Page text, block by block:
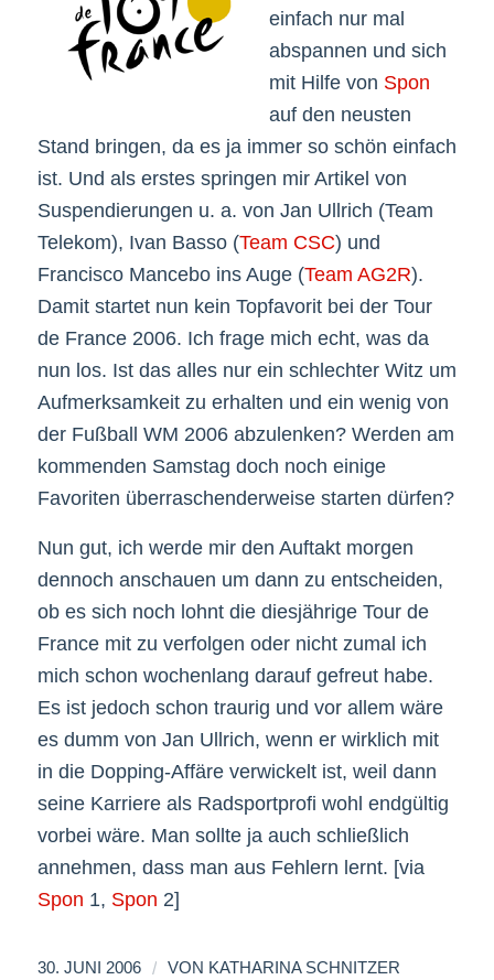
einfach nur mal
abspannen und sich
mit Hilfe von Spon
auf den neusten
Stand bringen, da es ja immer so schön einfach
ist. Und als erstes springen mir Artikel von
Suspendierungen u. a. von Jan Ullrich (Team
Telekom), Ivan Basso (Team CSC) und
Francisco Mancebo ins Auge (Team AG2R).
Damit startet nun kein Topfavorit bei der Tour
de France 2006. Ich frage mich echt, was da
nun los. Ist das alles nur ein schlechter Witz um
Aufmerksamkeit zu erhalten und ein wenig von
der Fußball WM 2006 abzulenken? Werden am
kommenden Samstag doch noch einige
Favoriten überraschenderweise starten dürfen?
Nun gut, ich werde mir den Auftakt morgen
dennoch anschauen um dann zu entscheiden,
ob es sich noch lohnt die diesjährige Tour de
France mit zu verfolgen oder nicht zumal ich
mich schon wochenlang darauf gefreut habe.
Es ist jedoch schon traurig und vor allem wäre
es dumm von Jan Ullrich, wenn er wirklich mit
in die Dopping-Affäre verwickelt ist, weil dann
seine Karriere als Radsportprofi wohl endgültig
vorbei wäre. Man sollte ja auch schließlich
annehmen, dass man aus Fehlern lernt. [via
Spon 1, Spon 2]
30. JUNI 2006 / VON KATHARINA SCHNITZER